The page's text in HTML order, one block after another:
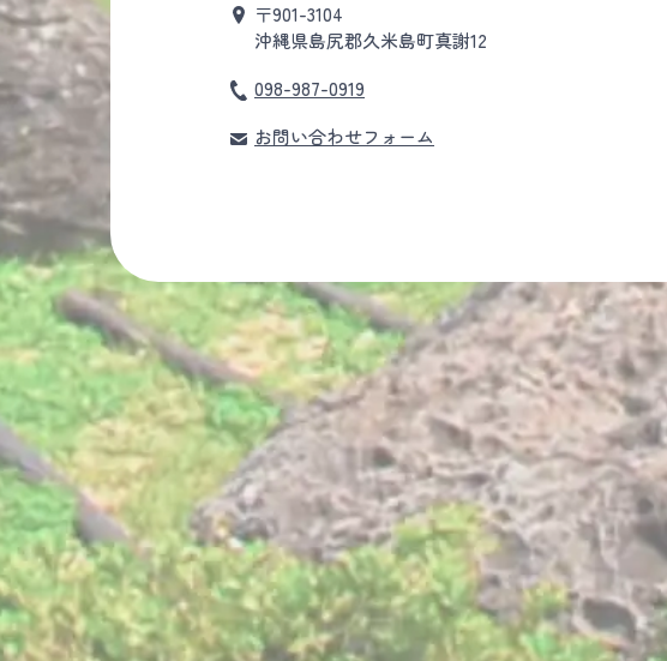
〒901-3104
沖縄県島尻郡久米島町真謝12
098-987-0919
お問い合わせフォーム